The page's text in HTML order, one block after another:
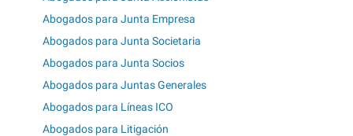
Abogados para Junta Empresa
Abogados para Junta Societaria
Abogados para Junta Socios
Abogados para Juntas Generales
Abogados para Líneas ICO
Abogados para Litigación